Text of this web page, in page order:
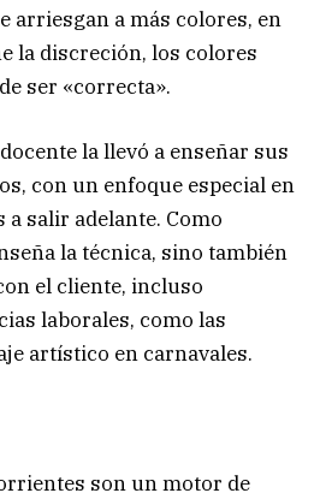
arriesgan a más colores, en
la discreción, los colores
ser «correcta».
la llevó a enseñar sus
con un enfoque especial en
salir adelante. Como
la técnica, sino también
el cliente, incluso
laborales, como las
artístico en carnavales.
son un motor de